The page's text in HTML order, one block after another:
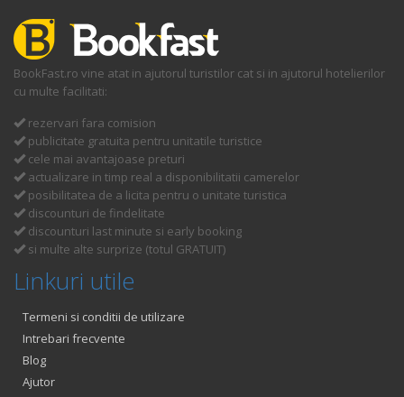
BookFast.ro vine atat in ajutorul turistilor cat si in ajutorul hotelierilor
cu multe facilitati:
rezervari fara comision
publicitate gratuita pentru unitatile turistice
cele mai avantajoase preturi
actualizare in timp real a disponibilitatii camerelor
posibilitatea de a licita pentru o unitate turistica
discounturi de findelitate
discounturi last minute si early booking
si multe alte surprize (totul GRATUIT)
Linkuri utile
Termeni si conditii de utilizare
Intrebari frecvente
Blog
Ajutor